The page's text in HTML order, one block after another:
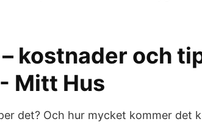
kostnader och
Mitt Hus
det? Och hur mycket kommer det